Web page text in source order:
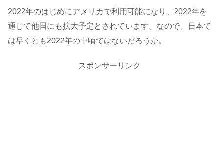
2022年のはじめにアメリカで利用可能になり、2022年を
通じて他国にも拡大予定とされています。なので、日本で
は早くとも2022年の中頃ではないだろうか。
スポンサーリンク